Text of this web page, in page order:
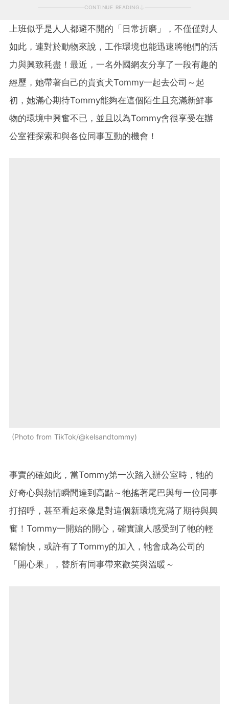
CONTINUE READING
上班似乎是人人都避不開的「日常折磨」，不僅僅對人
如此，連對於動物來說，工作環境也能迅速將牠們的活
力與興致耗盡！最近，一名外國網友分享了一段有趣的
經歷，她帶著自己的貴賓犬Tommy一起去公司～起
初，她滿心期待Tommy能夠在這個陌生且充滿新鮮事
物的環境中興奮不已，並且以為Tommy會很享受在辦
公室裡探索和與各位同事互動的機會！
Photo from TikTok/@kelsandtommy
事實的確如此，當Tommy第一次踏入辦公室時，牠的
好奇心與熱情瞬間達到高點～牠搖著尾巴與每一位同事
打招呼，甚至看起來像是對這個新環境充滿了期待與興
奮！Tommy一開始的開心，確實讓人感受到了牠的輕
鬆愉快，或許有了Tommy的加入，牠會成為公司的
「開心果」，替所有同事帶來歡笑與溫暖～